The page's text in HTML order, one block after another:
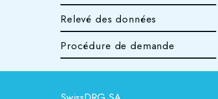
Relevé des données
Procédure de demande